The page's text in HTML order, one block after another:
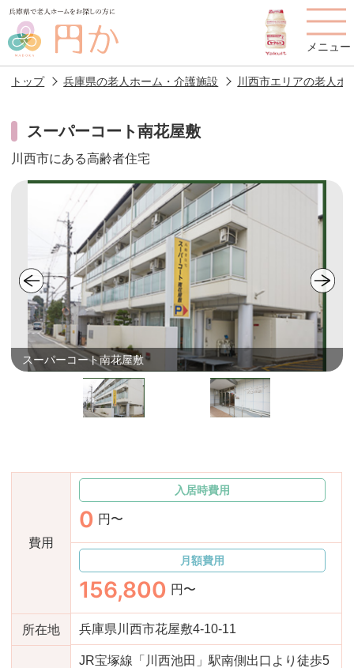
メニュー
老人ホームを
円かについて
施設選びのポイント 施設をお探しの方へ
老人ホームの種類 よくあるご質問
スタッフ紹介 アクセス
相談者様の声 お役立ち情報
おすすめ施設特集 施設関係者の方へ
トップ 兵庫県の老人ホーム・介護施設 川西市エリアの老人ホ
スーパーコート南花屋敷
川西市にある高齢者住宅
スーパーコート南花屋敷
費用
入居時費用
0 円〜
月額費用
156,800 円〜
所在地 兵庫県川西市花屋敷4-10-11
JR宝塚線「川西池田」駅南側出口より徒歩5